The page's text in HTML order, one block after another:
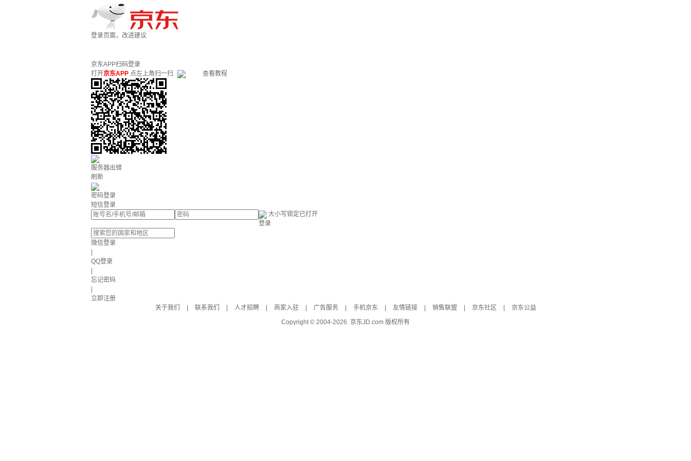
登录页面，改进建议
京东APP扫码登录
打开京东APP 点左上角扫一扫 查看教程
服务器出错
刷新
密码登录
短信登录
大小写锁定已打开
登录
微信登录
QQ登录
忘记密码
立即注册
关于我们
联系我们 人才招聘 商家入驻 广告服务 手机京东 友情链接 销售联盟 京东社区
京东公益
Copyright © 2004-2026 京东JD.com 版权所有